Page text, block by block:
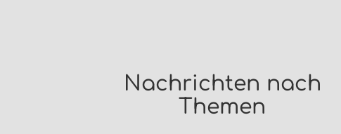
Nachrichten nach
Themen